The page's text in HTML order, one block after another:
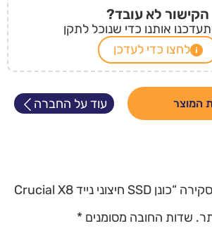
הקישור לא עובד?
אותנו כדי שנוכל לתקן
לחצו כדי לעדכן
המוצר עוד על החברה
היה הראשון לכתוב סקירה “כונן SSD חיצוני נייד Crucial X8
שדות החובה מסומנים *